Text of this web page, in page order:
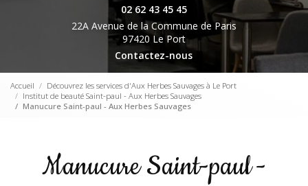
02 62 43 45 45
22A Avenue de la Commune de Paris
97420 Le Port
Contactez-nous
Accueil
Découvrez les services d'Aux Herbes Sauvages à Le Port
Institut de beauté Saint-paul - Aux Herbes Sauvages
Manucure Saint-paul - Aux Herbes Sauvages
Manucure Saint-paul -